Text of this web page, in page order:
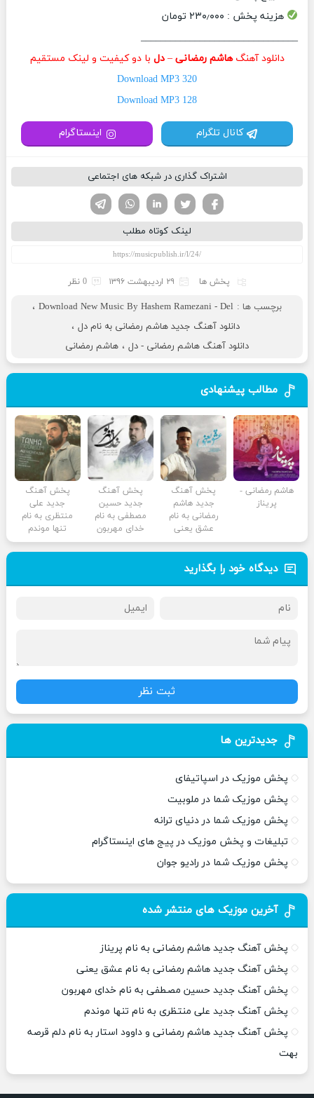
هزینه پخش : ۲۳۰٫۰۰۰ تومان
________________________________
دانلود آهنگهاشم رمضانی –دل با دو کیفیت و لینک مستقیم
Download MP3 320
Download MP3 128
کانال تلگرام اینستاگرام
اشتراک گذاری در شبکه های اجتماعی
لینکدین تویتر
فیسوک
لینک کوتاه مطلب
پخش ها ۲۹ اردیبهشت ۱۳۹۶ 0 نظر
برچسب ها : Download New Music By Hashem Ramezani - Del ،
دانلود آهنگ جدید هاشم رمضانی به نام دل ،
دانلود آهنگ هاشم رمضانی - دل ، هاشم رمضانی
مطالب پیشنهادی
هاشم رمضانی -
پریناز
پخش آهنگ
جدید هاشم
رمضانی به نام
عشق یعنی
پخش آهنگ
جدید حسین
مصطفی به نام
خدای مهربون
پخش آهنگ
جدید علی
منتظری به نام
تنها موندم
دیدگاه خود را بگذارید
ثبت نظر
جدیدترین ها
پخش موزیک در اسپاتیفای
پخش موزیک شما در ملوبیت
پخش موزیک شما در دنیای ترانه
تبلیغات و پخش موزیک در پیج های اینستاگرام
پخش موزیک شما در رادیو جوان
آخرین موزیک های منتشر شده
پخش آهنگ جدید هاشم رمضانی به نام پریناز
پخش آهنگ جدید هاشم رمضانی به نام عشق یعنی
پخش آهنگ جدید حسین مصطفی به نام خدای مهربون
پخش آهنگ جدید علی منتظری به نام تنها موندم
پخش آهنگ جدید هاشم رمضانی و داوود استار به نام دلم قرصه
بهت